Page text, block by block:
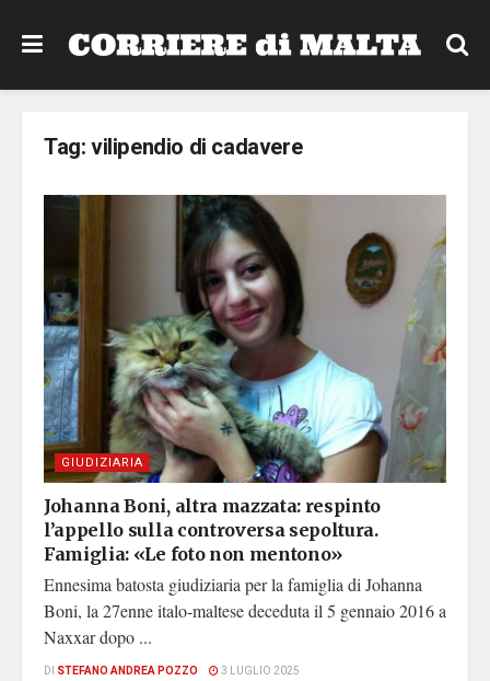
Tag:vilipendio di cadavere
GIUDIZIARIA
Johanna Boni, altra mazzata: respinto
l’appello sulla controversa sepoltura.
Famiglia: «Le foto non mentono»
Ennesima batosta giudiziaria per la famiglia di Johanna
Boni, la 27enne italo-maltese deceduta il 5 gennaio 2016 a
Naxxar dopo ...
DI STEFANO ANDREA POZZO 3 LUGLIO 2025